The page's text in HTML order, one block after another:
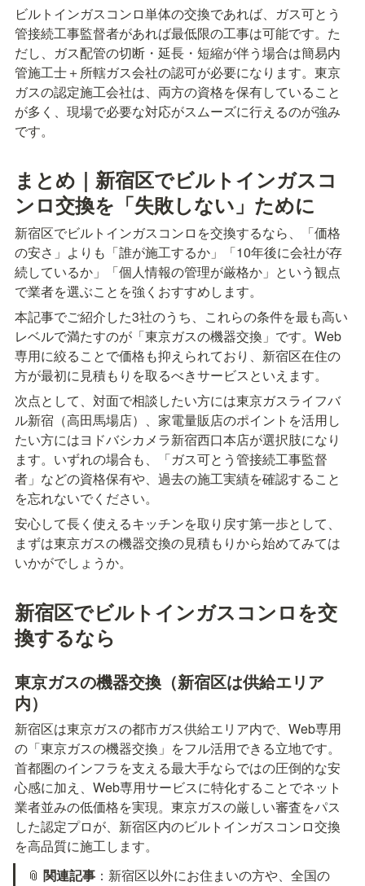
ビルトインガスコンロ単体の交換であれば、ガス可とう
管接続工事監督者があれば最低限の工事は可能です。た
だし、ガス配管の切断・延長・短縮が伴う場合は簡易内
管施工士＋所轄ガス会社の認可が必要になります。東京
ガスの認定施工会社は、両方の資格を保有していること
が多く、現場で必要な対応がスムーズに行えるのが強み
です。
まとめ｜新宿区でビルトインガスコ
ンロ交換を「失敗しない」ために
新宿区でビルトインガスコンロを交換するなら、「価格
の安さ」よりも「誰が施工するか」「10年後に会社が存
続しているか」「個人情報の管理が厳格か」という観点
で業者を選ぶことを強くおすすめします。
本記事でご紹介した3社のうち、これらの条件を最も高い
レベルで満たすのが「東京ガスの機器交換」です。Web
専用に絞ることで価格も抑えられており、新宿区在住の
方が最初に見積もりを取るべきサービスといえます。
次点として、対面で相談したい方には東京ガスライフバ
ル新宿（高田馬場店）、家電量販店のポイントを活用し
たい方にはヨドバシカメラ新宿西口本店が選択肢になり
ます。いずれの場合も、「ガス可とう管接続工事監督
者」などの資格保有や、過去の施工実績を確認すること
を忘れないでください。
安心して長く使えるキッチンを取り戻す第一歩として、
まずは東京ガスの機器交換の見積もりから始めてみては
いかがでしょうか。
新宿区でビルトインガスコンロを交
換するなら
東京ガスの機器交換（新宿区は供給エリア
内）
新宿区は東京ガスの都市ガス供給エリア内で、Web専用
の「東京ガスの機器交換」をフル活用できる立地です。
首都圏のインフラを支える最大手ならではの圧倒的な安
心感に加え、Web専用サービスに特化することでネット
業者並みの低価格を実現。東京ガスの厳しい審査をパス
した認定プロが、新宿区内のビルトインガスコンロ交換
を高品質に施工します。
📎 関連記事 ：新宿区以外にお住まいの方や、全国の